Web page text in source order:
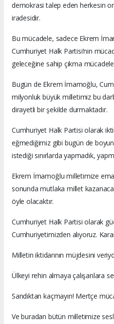
demokrasi talep eden herkesin
iradesidir.
Bu mücadele, sadece Ekrem
Cumhuriyet Halk Partisi’nin
geleceğine sahip çıkma
Bugün de Ekrem İmamoğlu,
milyonluk büyük milletimiz bu
dirayetli bir şekilde durmaktadır.
Cumhuriyet Halk Partisi olarak
eğmediğimiz gibi bugün de
istediği sınırlarda yapmadık,
Ekrem İmamoğlu milletimize
sonunda mutlaka millet
öyle olacaktır.
Cumhuriyet Halk Partisi olarak
Cumhuriyetimizden alıyoruz.
Milletin iktidarının müjdesini
Ülkeyi rehin almaya çalışanlara
Sandıktan kaçmayın! Mertçe
Ve buradan bütün milletimize